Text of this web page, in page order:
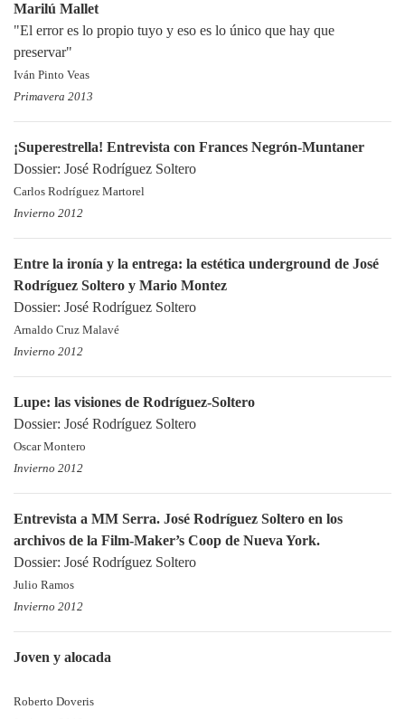
Marilú Mallet
"El error es lo propio tuyo y eso es lo único que hay que
preservar"
Iván Pinto Veas
Primavera 2013
¡Superestrella! Entrevista con Frances Negrón-Muntaner
Dossier: José Rodríguez Soltero
Carlos Rodríguez Martorel
Invierno 2012
Entre la ironía y la entrega: la estética underground de José
Rodríguez Soltero y Mario Montez
Dossier: José Rodríguez Soltero
Arnaldo Cruz Malavé
Invierno 2012
Lupe: las visiones de Rodríguez-Soltero
Dossier: José Rodríguez Soltero
Oscar Montero
Invierno 2012
Entrevista a MM Serra. José Rodríguez Soltero en los
archivos de la Film-Maker’s Coop de Nueva York.
Dossier: José Rodríguez Soltero
Julio Ramos
Invierno 2012
Joven y alocada
Roberto Doveris